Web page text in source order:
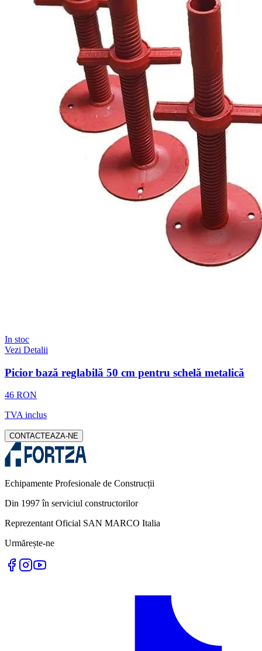
In stoc
Vezi Detalii
Picior bază reglabilă 50 cm pentru schelă metalică
46 RON
TVA inclus
CONTACTEAZA-NE
Echipamente Profesionale de Construcții
Din 1997 în serviciul constructorilor
Reprezentant Oficial SAN MARCO Italia
Urmărește-ne